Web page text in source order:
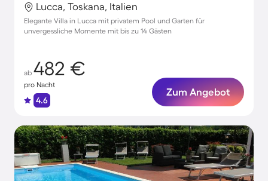
Lucca, Toskana, Italien
Elegante Villa in Lucca mit privatem Pool und Garten für
unvergessliche Momente mit bis zu 14 Gästen
ab 482 €
pro Nacht
4.6
Zum Angebot